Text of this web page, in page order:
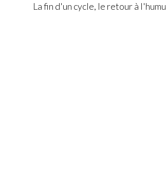
La fin d'un cycle, le retour à